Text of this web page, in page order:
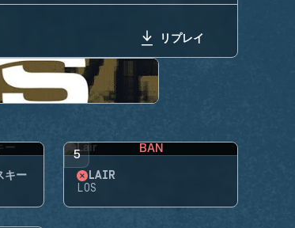
リプレイ
キー
5 BAN
LAIR
LOS